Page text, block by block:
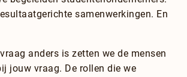
samenwerkingen. En
anders is zetten we de mensen
jouw vraag. De rollen die we